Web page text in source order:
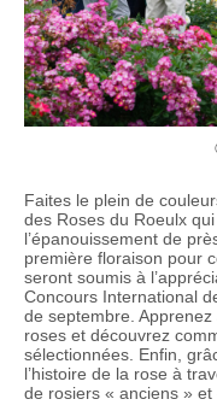
Faites le plein de
des Roses du Roeulx
l’épanouissement de
première floraison pour
seront soumis à
Concours International
de septembre.
roses et découvrez
sélectionnées. Enfin,
l’histoire de la rose à
de rosiers « anciens »